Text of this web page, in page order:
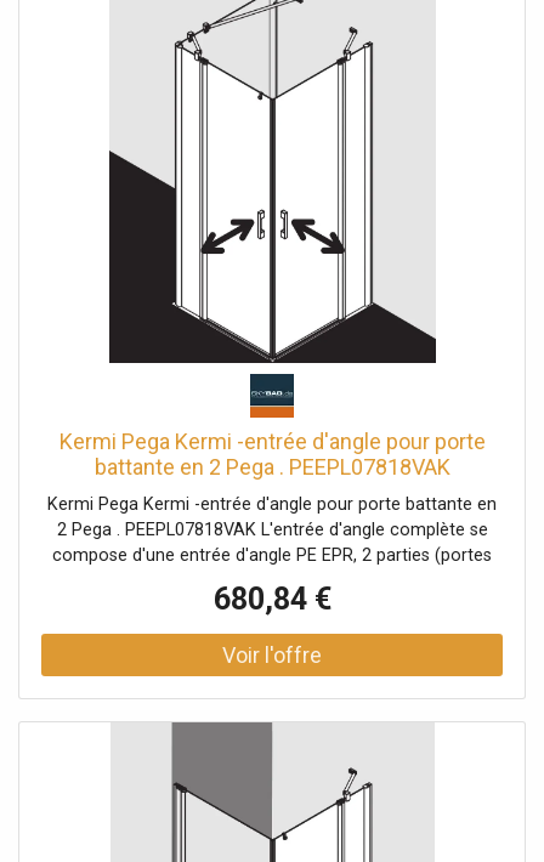
sécurité trempé de 6 mm selon EN 12150 en option avec
revêtement facile d'entretien Profilés en aluminium
anodisé Poignées en métal Réglage dans le profilé mural
25 mm Profilés de porte avec mécanisme de levage-
d'étanchéité bande d'étanchéité horizontale avec effet de
rebond de l'eau avec seuil (hauteur 6 mm) ou peut être
conception, une étanchéité absolue ne peut pas être
obtenue avec PEGA avec matériel de fixation un crochet
(CE) et PPP 53005 (TÜV / GS)
Kermi Pega Kermi -entrée d'angle pour porte
battante en 2 Pega . PEEPL07818VAK
78x185cm, argent brillant, verre de sécurité
trempé, gauche, sur la zone de douche
Kermi Pega Kermi -entrée d'angle pour porte battante en
2 Pega . PEEPL07818VAK L'entrée d'angle complète se
compose d'une entrée d'angle PE EPR, 2 parties (portes
entrée d'angle PE EPL, 2 parties (portes battantes avec
champs fixes), une moitié à gauche Des demi-pièces de
différentes largeurs peuvent être combinées selon les
besoins Combinaison avec entrée d'angle PE 1ER / L, 2
champs fixes Vitrage avec verre de sécurité trempé de 6
mm selon EN 12150 en option avec revêtement facile
d'entretien Profilés en aluminium anodisé Poignées en
680,84 €